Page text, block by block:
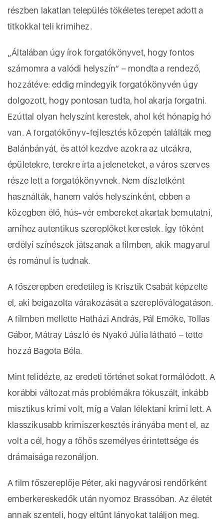
részben lakatlan település tökéletes terepet adott a
titkokkal teli krimihez.
„Általában úgy írok forgatókönyvet, hogy fontos
számomra a valódi helyszín” – mondta a rendező,
hozzátéve: eddig mindegyik forgatókönyvén úgy
dolgozott, hogy pontosan tudta, hol akarja forgatni.
Ezúttal olyan helyszínt kerestek, ahol két hónapig hó
van. A forgatókönyv-fejlesztés közepén találták meg
Balánbányát, és attól kezdve azokra az utcákra,
épületekre, terekre írta a jeleneteket, a város szerves
része lett a forgatókönyvnek. Nem díszletként
használták, hanem valós helyszínként, ebben a
közegben élő, hús-vér embereket akartak bemutatni,
amihez autentikus szereplőket kerestek. Így főként
erdélyi színészek játszanak a filmben, akik magyarul
és románul is tudnak.
A főszerepben eredetileg is Krisztik Csabát képzelte
el, aki beigazolta várakozását a szereplőválogatáson.
A filmben mellette Hatházi András, Pál Emőke, Tollas
Gábor, Mátray László és Nyakó Júlia látható – tette
hozzá Bagota Béla.
Mint felidézte, az eredeti történet sokat formálódott. A
korábbi változat más problémákra fókuszált, inkább
misztikus krimi volt, míg a Valan lélektani krimi lett. A
klasszikusabb krimiszerkesztés irányába ment el, az
volt a cél, hogy a főhős személyes érintettsége és
drámaisága rezonáljon.
A film főszereplője Péter, aki nagyvárosi rendőrként
emberkereskedők után nyomoz Brassóban. Az életét
annak szenteli, hogy eltűnt lányokat találjon meg.